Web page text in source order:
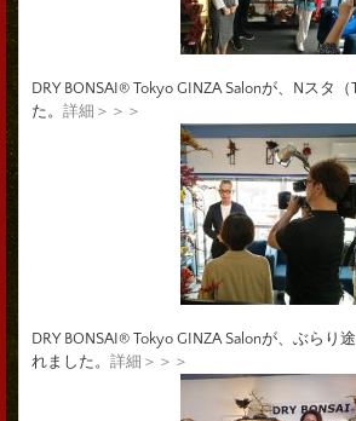
DRY BONSAI® Tokyo GINZA Salonが、Nスタ
た。 詳細＞＞＞
DRY BONSAI® Tokyo GINZA Salonが、ぶらり
れました。 詳細＞＞＞